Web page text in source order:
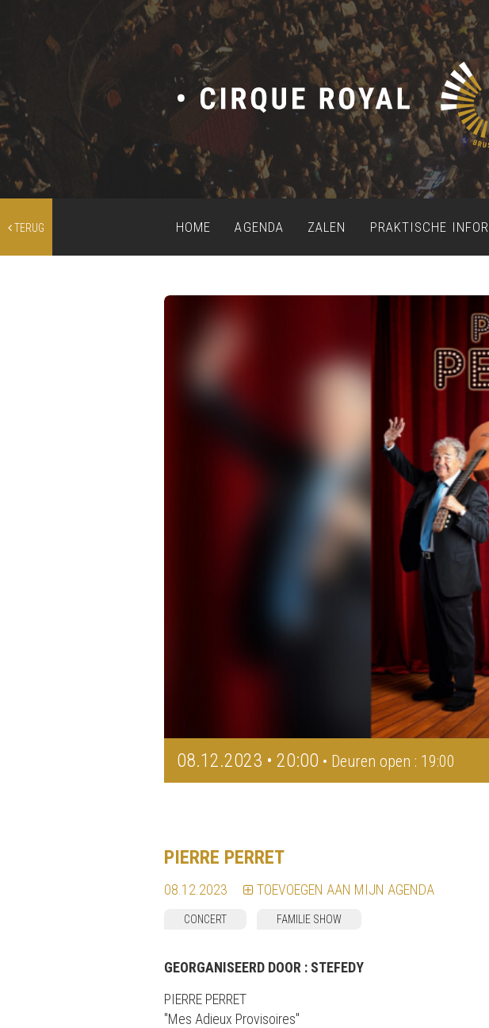
TERUG HOME AGENDA ZALEN PRAKTISCHE
08.12.2023 • 20:00 • Deuren open : 19:00
PIERRE PERRET
08.12.2023 TOEVOEGEN AAN MIJN AGENDA
CONCERT FAMILIE SHOW
GEORGANISEERD DOOR : STEFEDY
PIERRE PERRET
"Mes Adieux Provisoires"